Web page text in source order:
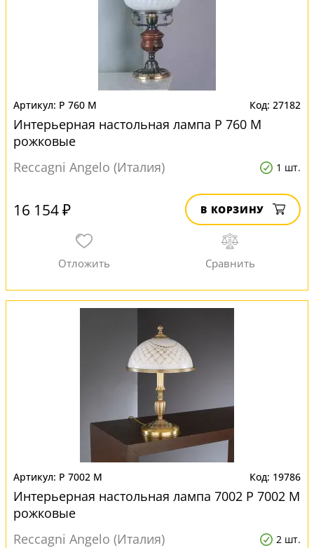
P 760 M 27182
Интерьерная настольная лампа P 760 M
рожковые
Reccagni Angelo (Италия)
1 шт.
16 154 ₽ В КОРЗИНУ
P 7002 M 19786
Интерьерная настольная лампа 7002 P 7002 M
рожковые
Reccagni Angelo (Италия)
2 шт.